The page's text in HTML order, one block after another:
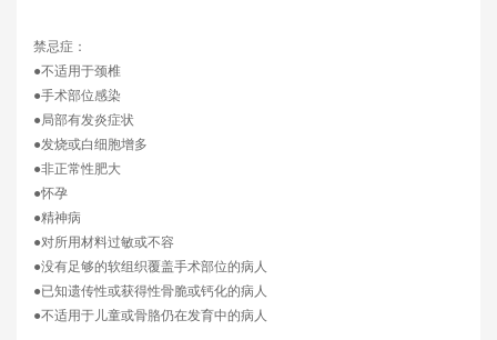
禁忌症：
●不适用于颈椎
●手术部位感染
●局部有发炎症状
●发烧或白细胞增多
●非正常性肥大
●怀孕
●精神病
●对所用材料过敏或不容
●没有足够的软组织覆盖手术部位的病人
●已知遗传性或获得性骨脆或钙化的病人
●不适用于儿童或骨胳仍在发育中的病人